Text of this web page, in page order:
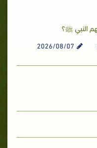
النبي ﷺ؟
2026/08/07